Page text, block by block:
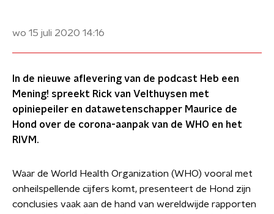
wo 15 juli 2020 14:16
In de nieuwe aflevering van de podcast Heb een
Mening! spreekt Rick van Velthuysen met
opiniepeiler en datawetenschapper Maurice de
Hond over de corona-aanpak van de WHO en het
RIVM.
Waar de World Health Organization (WHO) vooral met
onheilspellende cijfers komt, presenteert de Hond zijn
conclusies vaak aan de hand van wereldwijde rapporten